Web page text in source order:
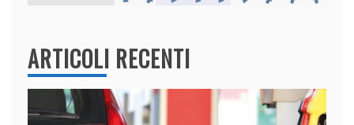
ARTICOLI RECENTI